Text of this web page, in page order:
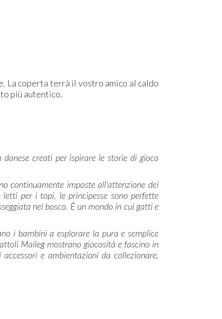
coperta terrà il vostro amico al caldo
più autentico.
creati per ispirare le storie di gioco
continuamente imposte all'attenzione dei
per i topi, le principesse sono perfette
nel bosco. È un mondo in cui gatti e
i bambini a esplorare la pura e semplice
Maileg mostrano giocosità e fascino in
e ambientazioni da collezionare,